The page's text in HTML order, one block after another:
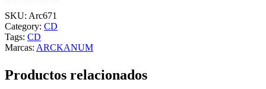
SKU: Arc671
Category: CD
Tags: CD
Marcas: ARCKANUM
Productos relacionados